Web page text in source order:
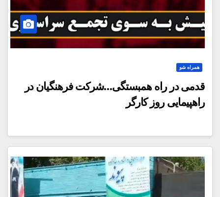
همراه شو
قدمی در راه همبستگی…شرکت فرهنگیان در
راهپیمایی روز کارگر